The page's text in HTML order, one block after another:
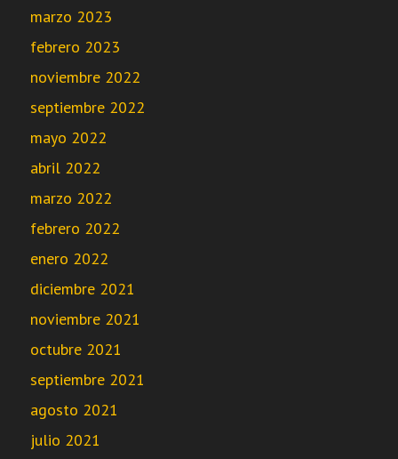
marzo 2023
febrero 2023
noviembre 2022
septiembre 2022
mayo 2022
abril 2022
marzo 2022
febrero 2022
enero 2022
diciembre 2021
noviembre 2021
octubre 2021
septiembre 2021
agosto 2021
julio 2021